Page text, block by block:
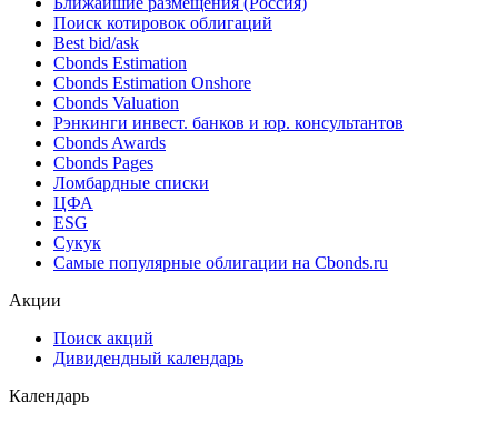
Поиск котировок облигаций
Best bid/ask
Cbonds Estimation
Cbonds Estimation Onshore
Cbonds Valuation
Рэнкинги инвест. банков и юр. консультантов
Cbonds Awards
Cbonds Pages
Ломбардные списки
ЦФА
ESG
Сукук
Самые популярные облигации на Cbonds.ru
Акции
Поиск акций
Дивидендный календарь
Календарь